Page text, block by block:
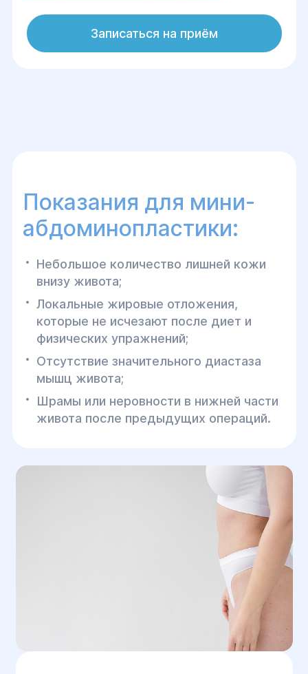
Записаться на приём
Показания для мини-
абдоминопластики:
Небольшое количество лишней кожи
внизу живота;
Локальные жировые отложения,
которые не исчезают после диет и
физических упражнений;
Отсутствие значительного диастаза
мышц живота;
Шрамы или неровности в нижней части
живота после предыдущих операций.